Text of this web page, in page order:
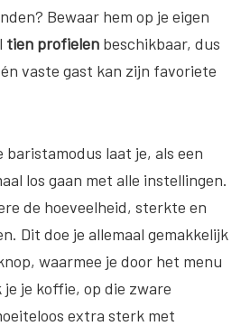
Bewaar hem op je eigen
tien profielen beschikbaar, dus
vaste gast kan zijn favoriete
baristamodus laat je, als een
los gaan met alle instellingen.
de hoeveelheid, sterkte en
Dit doe je allemaal gemakkelijk
waarmee je door het menu
je je koffie, op die zware
extra sterk met